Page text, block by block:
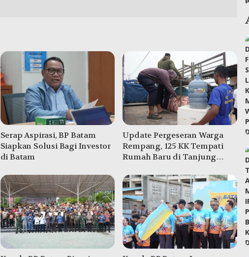
Serap Aspirasi, BP Batam
Siapkan Solusi Bagi Investor
di Batam
Update Pergeseran Warga
Rempang, 125 KK Tempati
Rumah Baru di Tanjung